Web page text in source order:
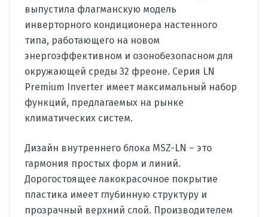
выпустила флагманскую модель
инверторного кондиционера настенного
типа, работающего на новом
энергоэффективном и озонобезопасном для
окружающей среды 32 фреоне. Серия LN
Premium Inverter имеет максимальный набор
функций, предлагаемых на рынке
климатических систем.
Дизайн внутреннего блока MSZ-LN – это
гармония простых форм и линий.
Дорогостоящее лакокрасочное покрытие
пластика имеет глубинную структуру и
прозрачный верхний слой. Производителем